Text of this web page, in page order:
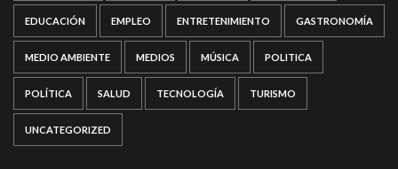
EDUCACIÓN EMPLEO ENTRETENIMIENTO GASTRONOMÍA
MEDIO AMBIENTE MEDIOS MÚSICA POLITICA
POLÍTICA SALUD TECNOLOGÍA TURISMO
UNCATEGORIZED